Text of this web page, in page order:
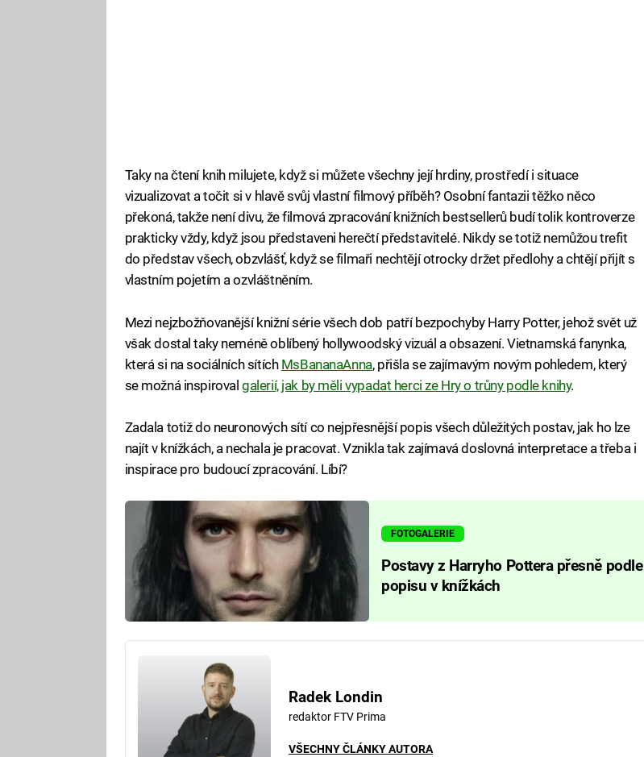
Taky na čtení knih milujete, když si můžete všechny její hrdiny, prostředí i situace
vizualizovat a točit si v hlavě svůj vlastní filmový příběh? Osobní fantazii těžko něco
překoná, takže není divu, že filmová zpracování knižních bestsellerů budí tolik kontroverze
prakticky vždy, když jsou představeni herečtí představitelé. Nikdy se totiž nemůžou trefit
do představ všech, obzvlášť, když se filmaři nechtějí otrocky držet předlohy a chtějí přijít s
vlastním pojetím a ozvláštněním.
Mezi nejzbožňovanější knižní série všech dob patří bezpochyby Harry Potter, jehož svět už
však dostal taky neméně oblíbený hollywoodský vizuál a obsazení. Vietnamská fanynka,
která si na sociálních sítích MsBananaAnna, přišla se zajímavým novým pohledem, který
se možná inspirovalgalerií, jak by měli vypadat herci ze Hry o trůny podle knihy.
Zadala totiž do neuronových sítí co nejpřesnější popis všech důležitých postav, jak ho lze
najít v knížkách, a nechala je pracovat. Vznikla tak zajímavá doslovná interpretace a třeba i
inspirace pro budoucí zpracování. Líbí?
FOTOGALERIE
Postavy z Harryho Pottera přesně podle
popisu v knížkách
Radek Londin
redaktor FTV Prima
VŠECHNY ČLÁNKY AUTORA